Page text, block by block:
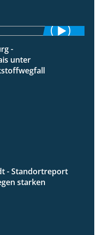
-
unter
9:11
- Standortreport
starken